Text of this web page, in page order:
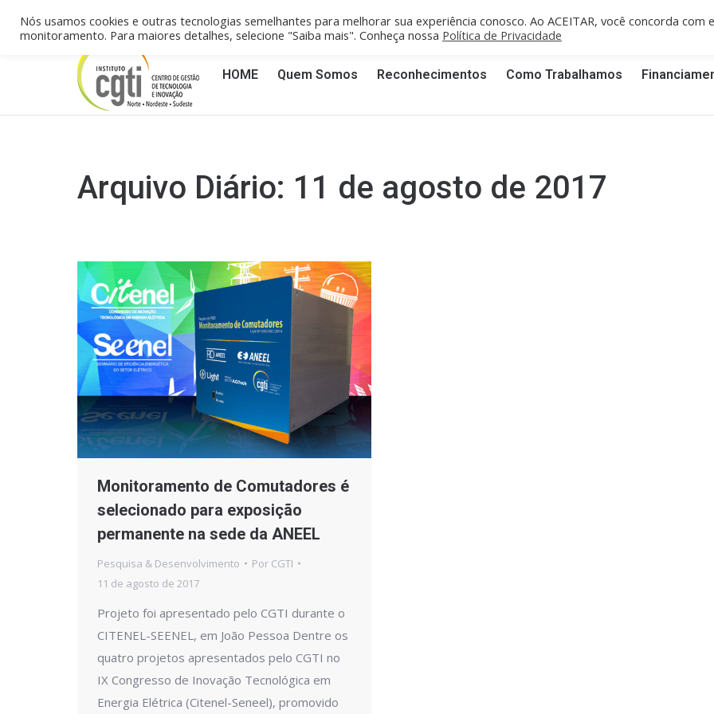
Campinas/SP (19) 3258-4148 Recife/PE: recife@cgti.org.br Porto Velho/RO: portovelho@cgti.org.br
HOME Quem Somos Reconhecimentos Como Trabalhamos
Arquivo Diário: 11 de agosto de 2017
Monitoramento de Comutadores é
selecionado para exposição
permanente na sede da ANEEL
Pesquisa & Desenvolvimento Por CGTI
11 de agosto de 2017
Projeto foi apresentado pelo CGTI durante o
CITENEL-SEENEL, em João Pessoa Dentre os
quatro projetos apresentados pelo CGTI no
IX Congresso de Inovação Tecnológica em
Energia Elétrica (Citenel-Seneel), promovido
Nós usamos cookies e outras tecnologias semelhantes para melhorar sua experiência conosco. Ao ACEITAR, você concorda com
monitoramento. Para maiores detalhes, selecione "Saiba mais". Conheça nossa Política de Privacidade